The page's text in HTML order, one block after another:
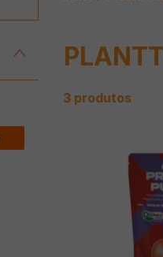
2º Leite
4 º Carne
Papel Higienico
Macarrão
3 produtos